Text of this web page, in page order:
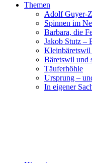
Themen
Adolf Guyer-
Spinnen im
Barbara, die
Jakob Stutz –
Bäretswil und
Täuferhöhle
Ursprung –
In eigener